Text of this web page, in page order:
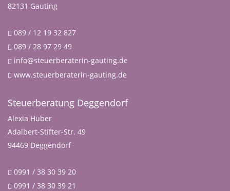
82131 Gauting
089 / 12 19 32 827
089 / 28 97 29 49
info@steuerberaterin-gauting.de
www.steuerberaterin-gauting.de
Steuerberatung Deggendorf
Alexia Huber
Adalbert-Stifter-Str. 49
94469 Deggendorf
0991 / 38 30 39 20
0991 / 38 30 39 21